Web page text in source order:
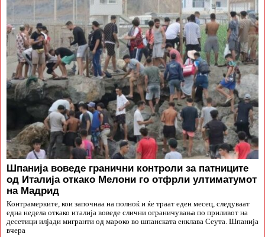
Шпанија воведе гранични контроли за патниците
од Италија откако Мелони го отфрли ултиматумот
на Мадрид
Контрамерките, кои започнаа на полноќ и ќе траат еден месец, следуваат
една недела откако италија воведе слични ограничувања по приливот на
десетици илјади мигранти од мароко во шпанската енклава Сеута. Шпанија
вчера